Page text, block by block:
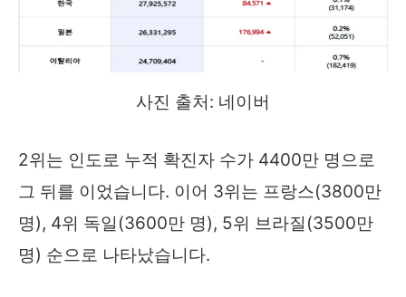
사진 출처: 네이버
2위는 인도로 누적 확진자 수가 4400만 명으로
그 뒤를 이었습니다. 이어 3위는 프랑스(3800만
명), 4위 독일(3600만 명), 5위 브라질(3500만
명) 순으로 나타났습니다.